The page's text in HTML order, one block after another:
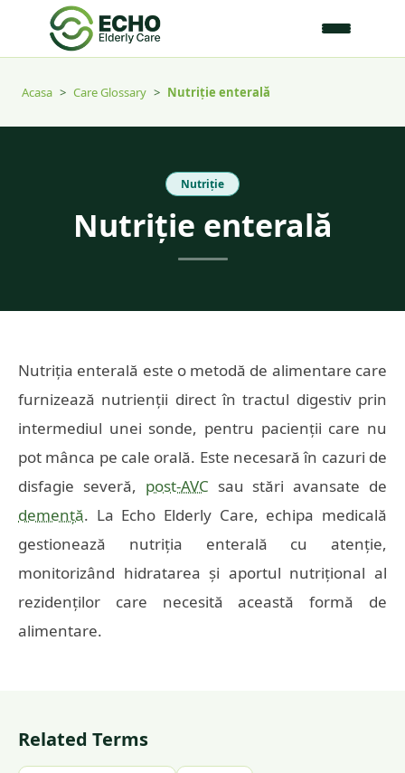
Acasa > Care Glossary > Nutriție enterală
Nutriție
Nutriție enterală
Nutriția enterală este o metodă de alimentare care
furnizează nutrienții direct în tractul digestiv prin
intermediul unei sonde, pentru pacienții care nu
pot mânca pe cale orală. Este necesară în cazuri de
disfagie severă, post-AVC sau stări avansate de
demență. La Echo Elderly Care, echipa medicală
gestionează nutriția enterală cu atenție,
monitorizând hidratarea și aportul nutrițional al
rezidenților care necesită această formă de
alimentare.
Related Terms